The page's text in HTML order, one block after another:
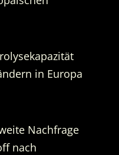
in Europa
Nachfrage
nach